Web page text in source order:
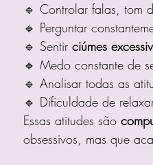
🔹 Controlar falas, tom
🔹 Perguntar
🔹 Sentir ciúmes
🔹 Medo constante de
🔹 Analisar todas as
🔹 Dificuldade de
Essas atitudes são
obsessivos, mas que